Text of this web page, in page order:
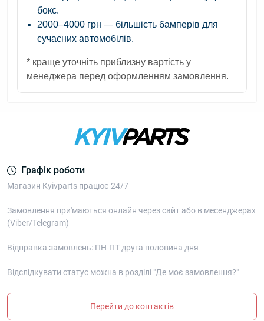
бокс.
2000–4000 грн — більшість бамперів для
сучасних автомобілів.
* краще уточніть приблизну вартість у
менеджера перед оформленням замовлення.
Графік роботи
Магазин Kyivparts працює 24/7
Замовлення при'маються онлайн через сайт або в месенджерах
(Viber/Telegram)
Відправка замовлень: ПН-ПТ друга половина дня
Відслідкувати статус можна в розділі "Де моє замовлення?"
Перейти до контактів